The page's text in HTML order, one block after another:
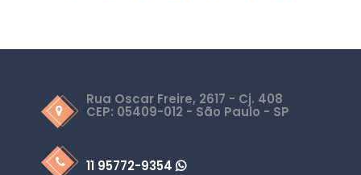
Rua Oscar Freire, 2617 - Cj. 408
CEP: 05409-012 - São Paulo - SP
11 95772-9354